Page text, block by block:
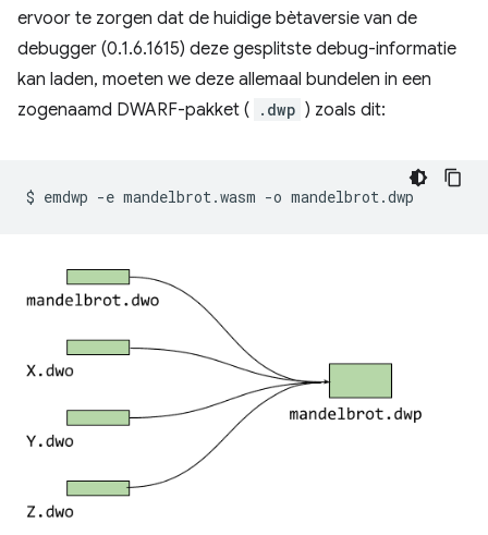
ervoor te zorgen dat de huidige bètaversie van de
debugger (0.1.6.1615) deze gesplitste debug-informatie
kan laden, moeten we deze allemaal bundelen in een
zogenaamd DWARF-pakket ( .dwp ) zoals dit:
$ emdwp -e mandelbrot.wasm -o